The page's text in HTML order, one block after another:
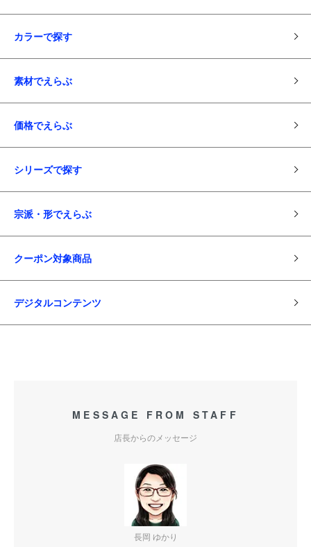
カラーで探す
素材でえらぶ
価格でえらぶ
シリーズで探す
宗派・形でえらぶ
クーポン対象商品
デジタルコンテンツ
MESSAGE FROM STAFF
店長からのメッセージ
長岡 ゆかり